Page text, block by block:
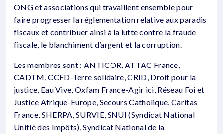
ONG et associations qui travaillent ensemble pour
faire progresser la réglementation relative aux paradis
fiscaux et contribuer ainsi à la lutte contre la fraude
fiscale, le blanchiment d’argent et la corruption.
Les membres sont : ANTICOR, ATTAC France,
CADTM, CCFD-Terre solidaire, CRID, Droit pour la
justice, Eau Vive, Oxfam France-Agir ici, Réseau Foi et
Justice Afrique-Europe, Secours Catholique, Caritas
France, SHERPA, SURVIE, SNUI (Syndicat National
Unifié des Impôts), Syndicat National de la